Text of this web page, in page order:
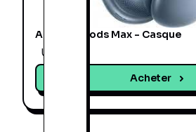
Apple AirPods Max - Casque
Une offre
Acheter